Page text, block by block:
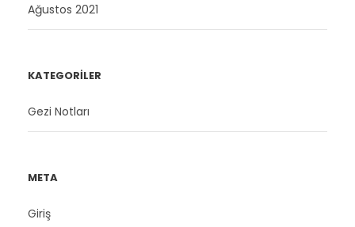
Ağustos 2021
KATEGORILER
Gezi Notları
META
Giriş